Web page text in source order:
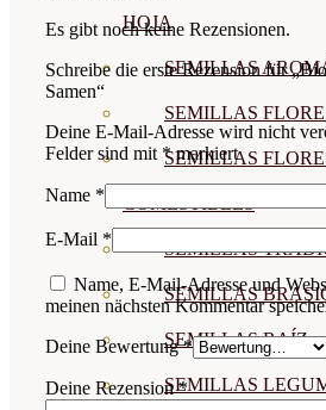
HOJA
SEMILLAS
SEMILLAS
SEMILLAS
COMESTIBLES
SEMILLAS
SEMILLAS
SEMILLAS RAÍZ
SEMILLAS
Es gibt noch keine Rezensionen.
Schreibe die erste Rezension für
Samen“
Deine E-Mail-Adresse wird nicht
Felder sind mit *markiert
Name *
E-Mail *
Name, E-Mail-Adresse und
meinen nächsten Kommentar
Deine Bewertung*
Deine Rezension*